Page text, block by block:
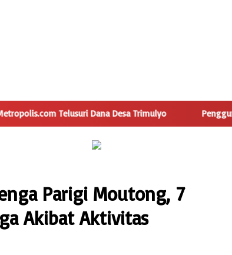
Desa Trimulyo Pengguna Jalan Iskandar
Parigi Moutong, 7
Akibat Aktivitas